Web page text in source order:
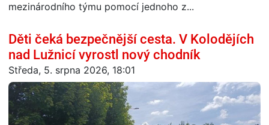
mezinárodního týmu pomocí jednoho z...
Děti čeká bezpečnější cesta. V Kolodějích
nad Lužnicí vyrostl nový chodník
Středa, 5. srpna 2026, 18:01